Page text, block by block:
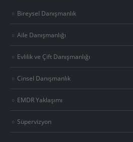
Bireysel Danışmanlık
Aile Danışmanlığı
Evlilik ve Çift Danışmanlığı
Cinsel Danışmanlık
EMDR Yaklaşımı
Süpervizyon